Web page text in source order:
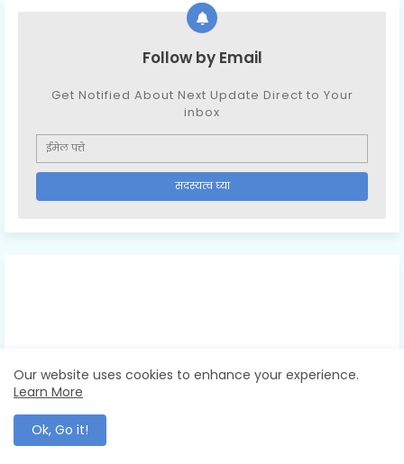
Follow by Email
Get Notified About Next Update Direct to Your
inbox
Our website uses cookies to enhance your experience.
Learn More
Ok, Go it!